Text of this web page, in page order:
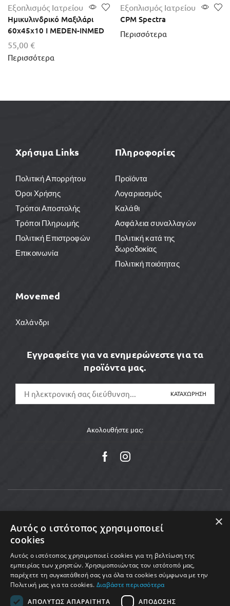
Εξοπλισμός Ιατρείου
Ημικυλινδρικό Μαξιλάρι
60x45x10 I MEDEN-INMED
55,00 €
Περισσότερα
Εξοπλισμός Ιατρείου
CPM Spectra
Περισσότερα
Χρήσιμα Links
Πολιτική Απορρήτου
Όροι Χρήσης
Τρόποι Αποστολής
Τρόποι Πληρωμής
Πολιτική Επιστροφών
Επικοινωνία
Πληροφορίες
Προϊόντα
Λογαριασμός
Καλάθι
Ασφάλεια συναλλαγών
Πολιτική κατά της
δωροδοκίας
Πολιτική ποιότητας
Movemed
Χαλάνδρι
Εγγραφείτε για να ενημερώνεστε για τα
προϊόντα μας.
Ακολουθήστε μας:
Copyright © 2025 MoveMed. Made by enigmart
×
Αυτός ο ιστότοπος χρησιμοποιεί
cookies
Αυτός ο ιστότοπος χρησιμοποιεί cookies για τη βελτίωση της
εμπειρίας των χρηστών. Χρησιμοποιώντας τον ιστότοπό μας,
παρέχετε τη συγκατάθεσή σας για όλα τα cookies σύμφωνα με την
Πολιτική μας για τα cookies. Διαβάστε περισσότερα
ΑΠΟΛΎΤΩΣ ΑΠΑΡΑΊΤΗΤΑ
ΑΠΌΔΟΣΗΣ